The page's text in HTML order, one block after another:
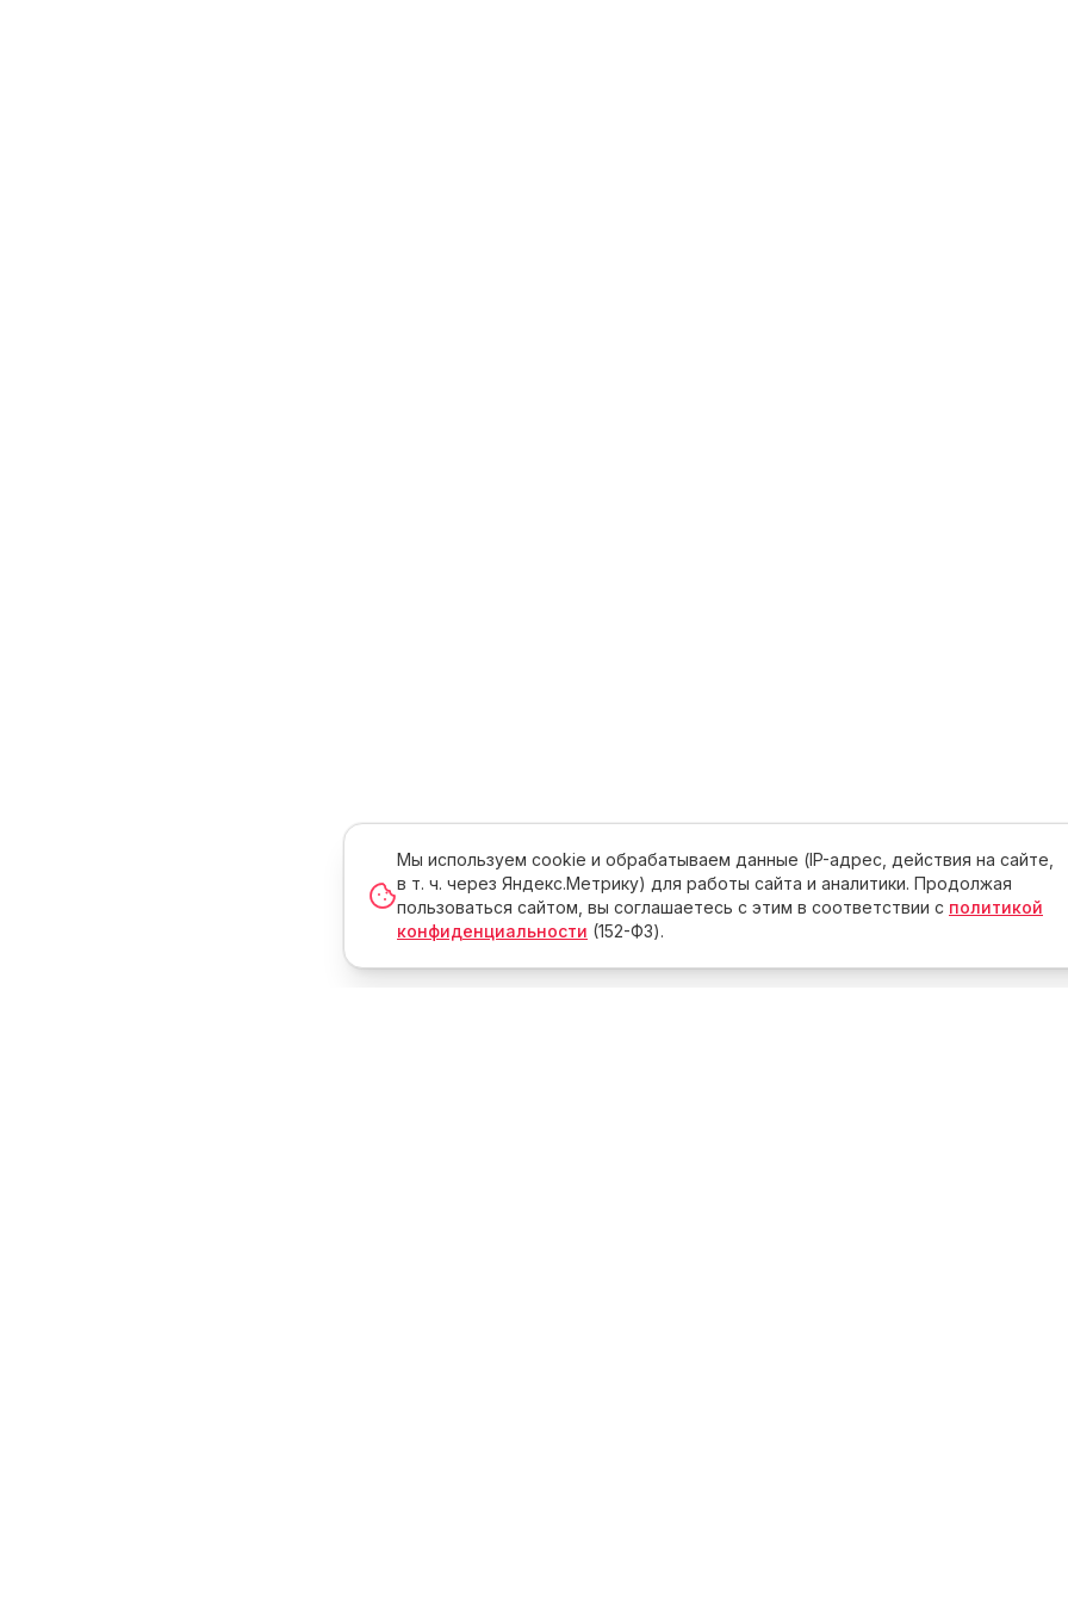
Мы используем cookie и обрабатываем данные (IP-адрес, действия на сайте,
в т. ч. через Яндекс.Метрику) для работы сайта и аналитики. Продолжая
пользоваться сайтом, вы соглашаетесь с этим в соответствии с политикой
конфиденциальности (152-ФЗ).